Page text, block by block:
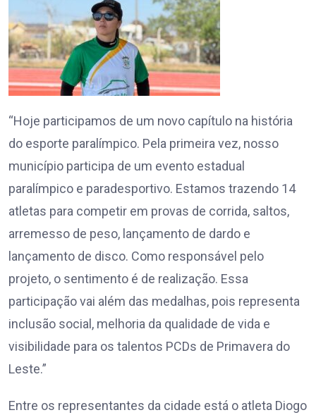
“Hoje participamos de um novo capítulo na história
do esporte paralímpico. Pela primeira vez, nosso
município participa de um evento estadual
paralímpico e paradesportivo. Estamos trazendo 14
atletas para competir em provas de corrida, saltos,
arremesso de peso, lançamento de dardo e
lançamento de disco. Como responsável pelo
projeto, o sentimento é de realização. Essa
participação vai além das medalhas, pois representa
inclusão social, melhoria da qualidade de vida e
visibilidade para os talentos PCDs de Primavera do
Leste.”
Entre os representantes da cidade está o atleta Diogo